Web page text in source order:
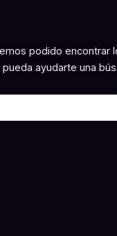
podido encontrar
ayudarte una